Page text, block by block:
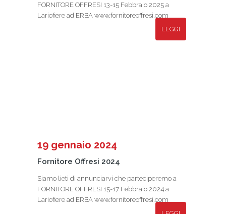
FORNITORE OFFRESI 13-15 Febbraio 2025 a
Lariofiere ad ERBA www.fornitoreoffresi.com
LEGGI
19 gennaio 2024
Fornitore Offresi 2024
Siamo lieti di annunciarvi che parteciperemo a
FORNITORE OFFRESI 15-17 Febbraio 2024 a
Lariofiere ad ERBA www.fornitoreoffresi.com